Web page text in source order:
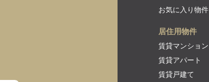
お気に入り物件
居住用物件
賃貸マンション
賃貸アパート
賃貸戸建て